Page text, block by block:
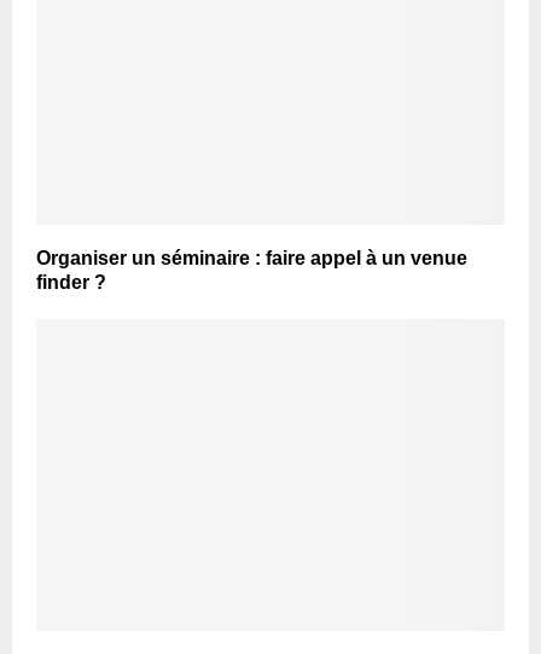
Organiser un séminaire : faire appel à un venue
finder ?